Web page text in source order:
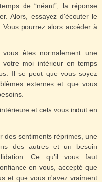
de “néant”, la réponse
Alors, essayez d'écouter le
Vous pourrez alors accéder à
êtes normalement une
votre moi intérieur en temps
Il se peut que vous soyez
externes et que vous
et cela vous induit en
des sentiments réprimés, une
des autres et un besoin
Ce qu’il vous faut
en vous, accepté que
et que vous n'avez vraiment